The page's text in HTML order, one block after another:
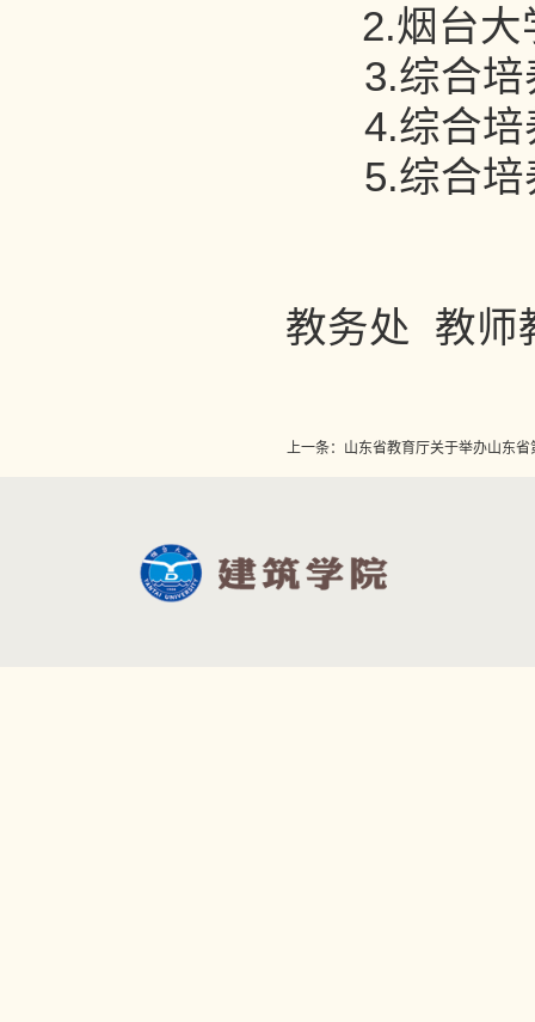
2.烟台大
3.综合
4.综合
5.综合
教务处 教师
上一条： 山东省教育厅关于举办山东